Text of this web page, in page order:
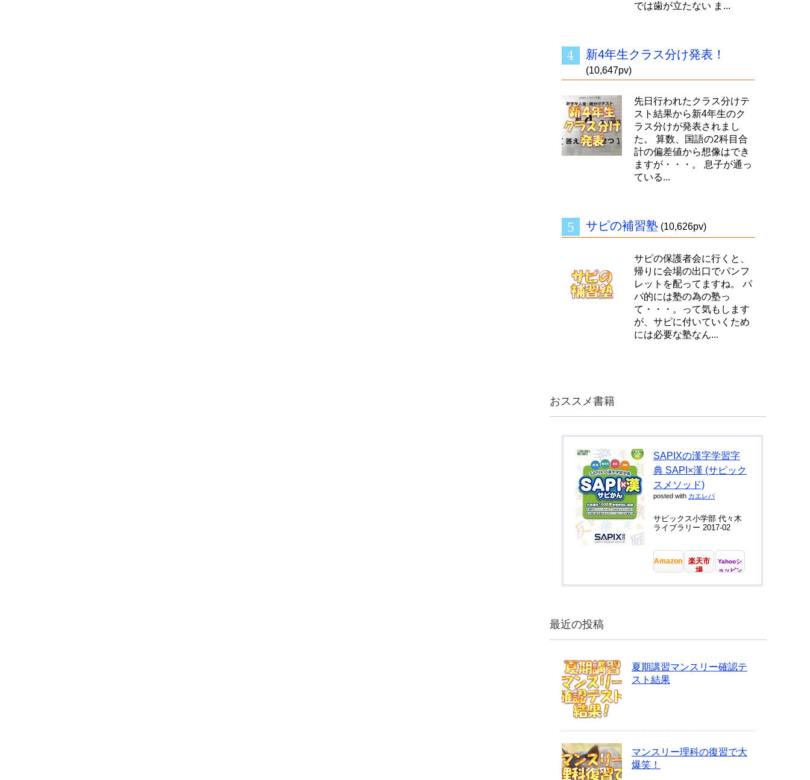
では歯が立たない ま...
新4年生クラス分け発表！
(10,647pv)
先日行われたクラス分けテ
スト結果から新4年生のク
ラス分けが発表されまし
た。 算数、国語の2科目合
計の偏差値から想像はでき
ますが・・・。 息子が通っ
ている...
サピの補習塾 (10,626pv)
サピの保護者会に行くと、
帰りに会場の出口でパンフ
レットを配ってますね。 パ
パ的には塾の為の塾っ
て・・・。って気もします
が、サピに付いていくため
には必要な塾なん...
おススメ書籍
SAPIXの漢字学習字
典 SAPI×漢 (サピック
スメソッド)
posted with カエレバ
サピックス小学部 代々木
ライブラリー 2017-02
Amazon
楽天市
場
Yahooシ
ョッピン
最近の投稿
夏期講習マンスリー確認テ
スト結果
マンスリー理科の復習で大
爆笑！